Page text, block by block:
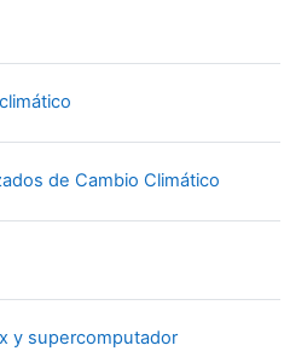
de Cambio Climático
y supercomputador